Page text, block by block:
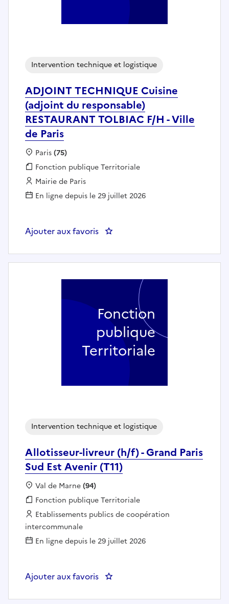
ADJOINT TECHNIQUE Cuisine
(adjoint du responsable)
RESTAURANT TOLBIAC F/H - Ville
de Paris
Intervention technique et logistique
Localisation :
Paris(75)
Fonction publique :
Fonction publique Territoriale
Employeur :
Mairie de Paris
En ligne depuis le 29 juillet 2026
Ajouter aux favoris
Allotisseur-livreur (h/f) - Grand Paris
Sud Est Avenir (T11)
Intervention technique et logistique
Localisation :
Val de Marne(94)
Fonction publique :
Fonction publique Territoriale
Employeur :
Etablissements publics de coopération
intercommunale
En ligne depuis le 29 juillet 2026
Ajouter aux favoris : Allotisseur-livreur (h/f) - Grand
Fonction
publique
Territoriale